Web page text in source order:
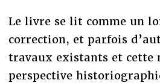
Le livre se lit comme un
correction, et parfois
travaux existants et cette
perspective